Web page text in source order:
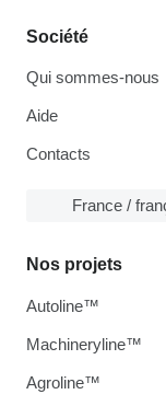
Société
Qui sommes-nous
Aide
Contacts
France /
Nos projets
Autoline™
Machineryline™
Agroline™